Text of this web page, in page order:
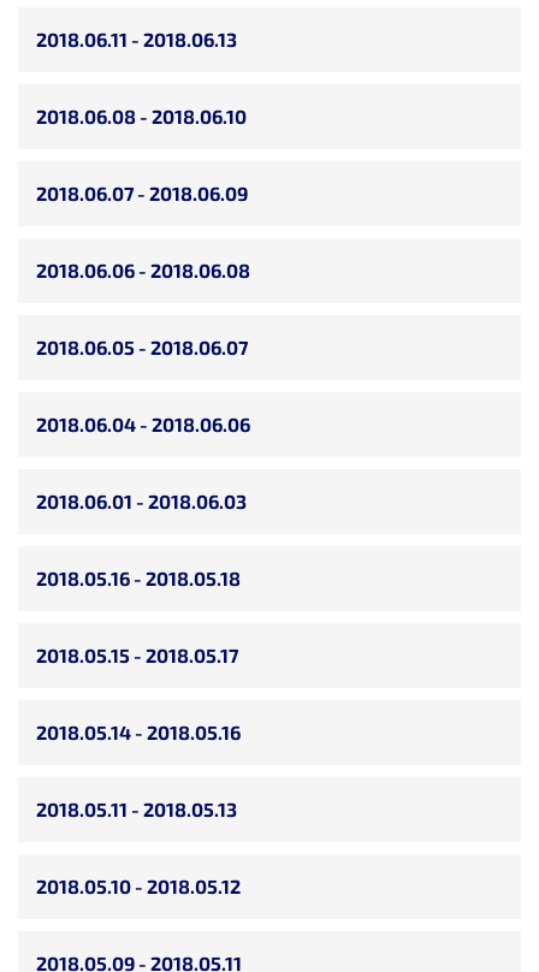
2018.05.09 - 2018.05.11
2018.05.10 - 2018.05.12
2018.05.11 - 2018.05.13
2018.05.14 - 2018.05.16
2018.05.15 - 2018.05.17
2018.05.16 - 2018.05.18
2018.06.01 - 2018.06.03
2018.06.04 - 2018.06.06
2018.06.05 - 2018.06.07
2018.06.06 - 2018.06.08
2018.06.07 - 2018.06.09
2018.06.08 - 2018.06.10
2018.06.11 - 2018.06.13